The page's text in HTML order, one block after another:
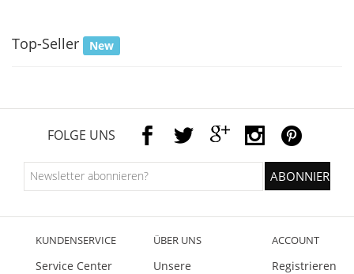
Top-Seller New
FOLGE UNS
KUNDENSERVICE
Service Center
ÜBER UNS
Unsere
ACCOUNT
Registrieren